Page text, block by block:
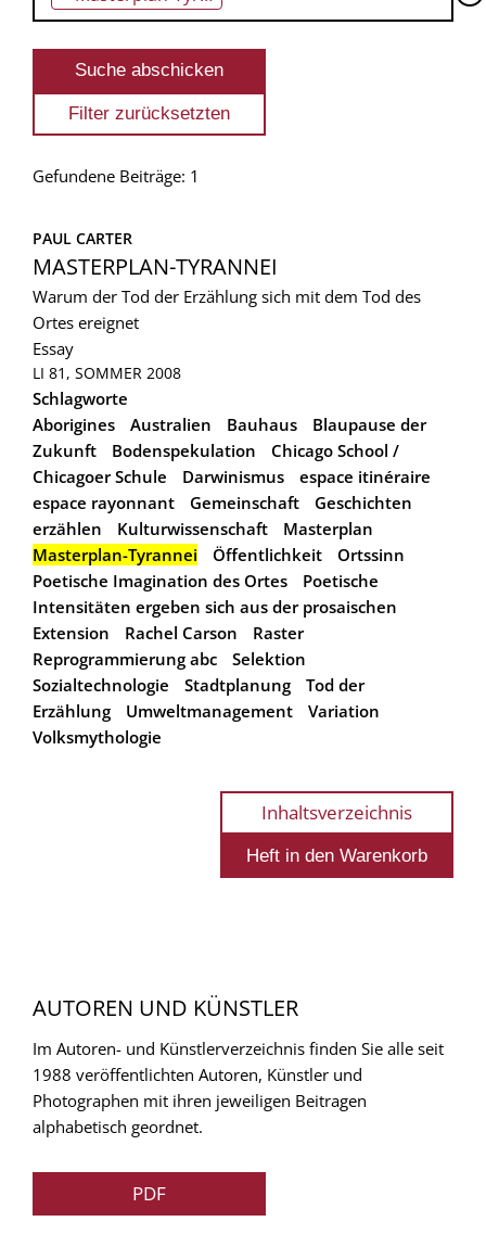
Gefundene Beiträge: 1
PAUL CARTER
MASTERPLAN-TYRANNEI
Warum der Tod der Erzählung sich mit dem Tod des
Ortes ereignet
Essay
LI 81, SOMMER 2008
Schlagworte
Aborigines
Australien Bauhaus
Blaupause der
Zukunft
Bodenspekulation
Chicago School /
Chicagoer Schule
Darwinismus
espace itinéraire
espace rayonnant
Gemeinschaft
Geschichten
erzählen
Kulturwissenschaft
Masterplan
Masterplan-Tyrannei
Öffentlichkeit
Ortssinn
Poetische Imagination des Ortes
Poetische
Intensitäten ergeben sich aus der prosaischen
Extension
Rachel Carson
Raster
Reprogrammierung abc
Selektion
Sozialtechnologie
Stadtplanung
Tod der
Erzählung
Umweltmanagement
Variation
Volksmythologie
Inhaltsverzeichnis
AUTOREN UND KÜNSTLER
Im Autoren- und Künstlerverzeichnis finden Sie alle seit
1988 veröffentlichten Autoren, Künstler und
Photographen mit ihren jeweiligen Beitragen
alphabetisch geordnet.
PDF